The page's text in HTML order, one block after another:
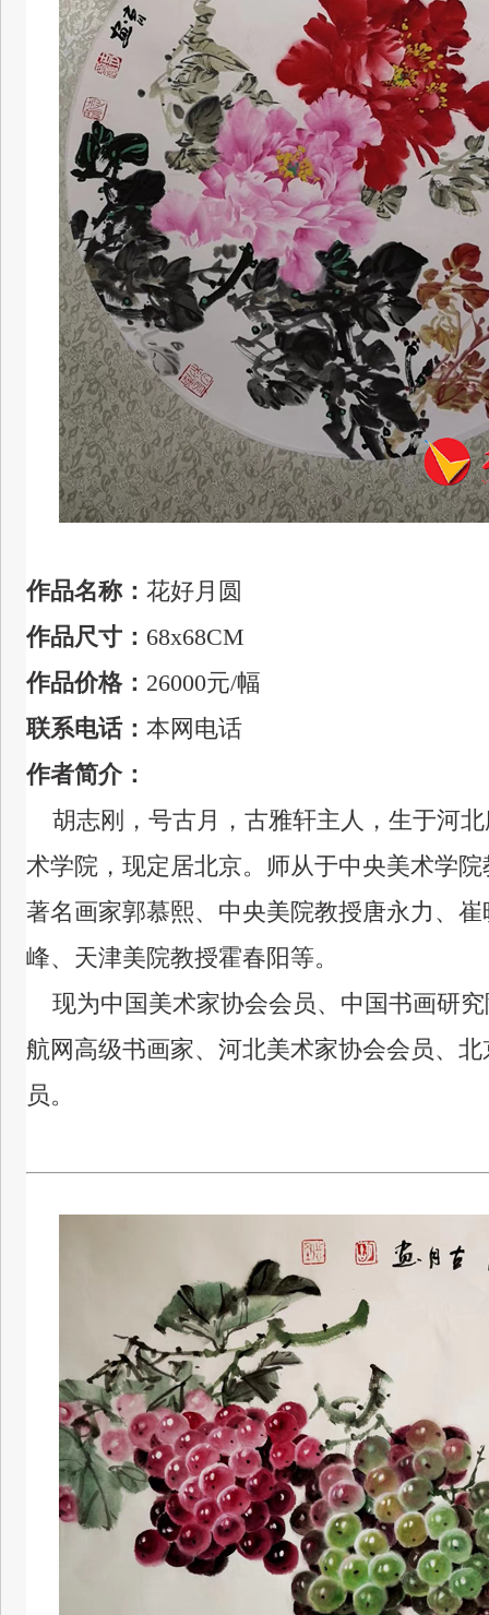
作品名称： 花好月圆
作品尺寸： 68x68CM
作品价格： 26000元/幅
联系电话： 本网电话
作者简介：
胡志刚，号古月，古雅轩主人，生于河
术学院，现定居北京。 师从于中央美术学
著名画家郭慕熙、中央美院教授唐永力、
峰、天津美院教授霍春阳等。
现为中国美术家协会会员、中国书画研
航网高级书画家、河北美术家协会会员、
员。